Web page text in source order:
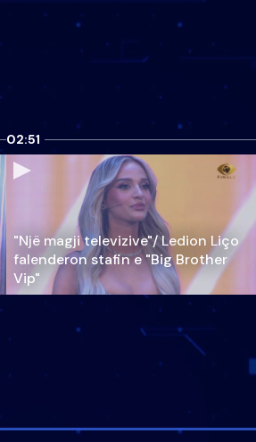
02:51
"Një magji televizive"/ Ledion Liço
falenderon stafin e "Big Brother
Vip"